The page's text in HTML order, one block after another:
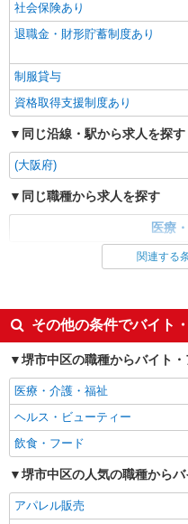
社会保険あり
退職金・財形貯蓄制度あり
制服貸与
資格取得支援制度あり
同じ沿線・駅から求人を探す
(大阪府)
同じ職種から求人を探す
医療
同じ特徴から求人を探す
ボーナス・賞与あり
交通費支給
産休・育休取得実績あり
関連する
その他の条件でバイト
堺市中区の職種からバイト
医療・介護・福祉
ヘルス・ビューティー
飲食・フード
堺市中区の人気の職種から
アパレル販売